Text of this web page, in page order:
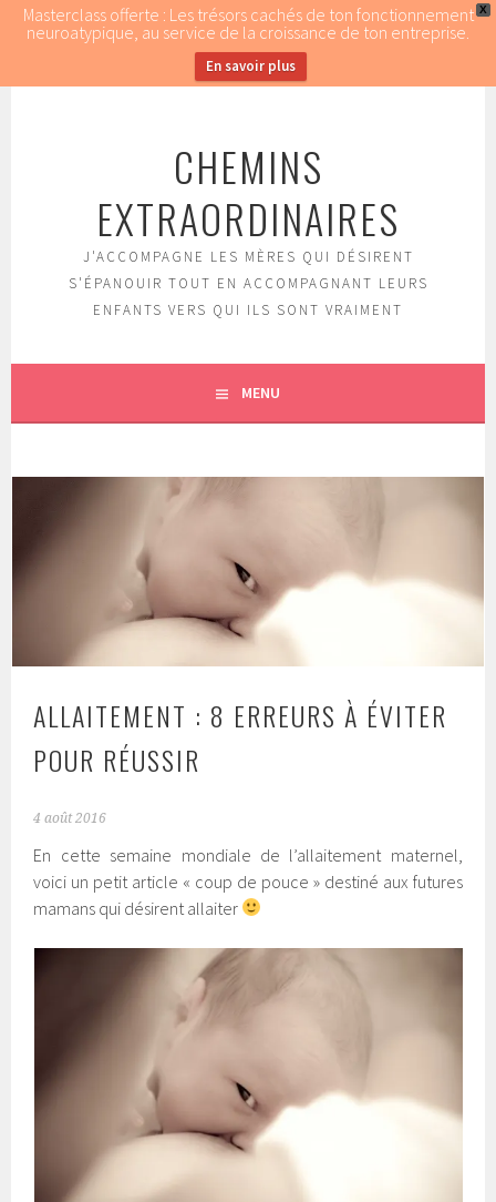
X
Masterclass offerte : Les trésors cachés de ton fonctionnement
neuroatypique, au service de la croissance de ton entreprise.
En savoir plus
CHEMINS
EXTRAORDINAIRES
J'ACCOMPAGNE LES MÈRES QUI DÉSIRENT
S'ÉPANOUIR TOUT EN ACCOMPAGNANT LEURS
ENFANTS VERS QUI ILS SONT VRAIMENT
MENU
ALLAITEMENT : 8 ERREURS À ÉVITER
POUR RÉUSSIR
4 août 2016
En cette semaine mondiale de l’allaitement maternel,
voici un petit article « coup de pouce » destiné aux futures
mamans qui désirent allaiter